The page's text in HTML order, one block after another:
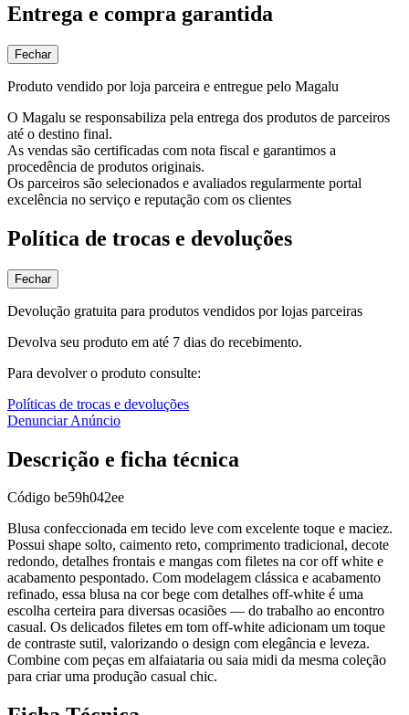
Entrega e compra garantida
Fechar
Produto vendido por loja parceira e entregue pelo Magalu
O Magalu se responsabiliza pela entrega dos produtos de parceiros
até o destino final.
As vendas são certificadas com nota fiscal e garantimos a
procedência de produtos originais.
Os parceiros são selecionados e avaliados regularmente portal
excelência no serviço e reputação com os clientes
Política de trocas e devoluções
Fechar
Devolução gratuita para produtos vendidos por lojas parceiras
Devolva seu produto em até 7 dias do recebimento.
Para devolver o produto consulte:
Políticas de trocas e devoluções
Denunciar Anúncio
Descrição e ficha técnica
Código be59h042ee
Blusa confeccionada em tecido leve com excelente toque e maciez.
Possui shape solto, caimento reto, comprimento tradicional, decote
redondo, detalhes frontais e mangas com filetes na cor off white e
acabamento pespontado. Com modelagem clássica e acabamento
refinado, essa blusa na cor bege com detalhes off-white é uma
escolha certeira para diversas ocasiões — do trabalho ao encontro
casual. Os delicados filetes em tom off-white adicionam um toque
de contraste sutil, valorizando o design com elegância e leveza.
Combine com peças em alfaiataria ou saia midi da mesma coleção
para criar uma produção casual chic.